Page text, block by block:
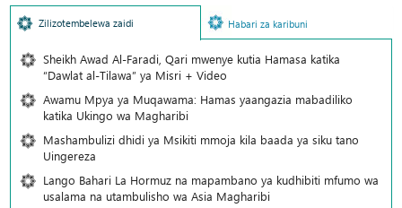
Zilizotembelewa zaidi Habari za karibuni
Sheikh Awad Al-Faradi, Qari mwenye kutia Hamasa katika
“Dawlat al-Tilawa” ya Misri + Video
Awamu Mpya ya Muqawama: Hamas yaangazia mabadiliko
katika Ukingo wa Magharibi
Mashambulizi dhidi ya Msikiti mmoja kila baada ya siku tano
Uingereza
Lango Bahari La Hormuz na mapambano ya kudhibiti mfumo wa
usalama na utambulisho wa Asia Magharibi